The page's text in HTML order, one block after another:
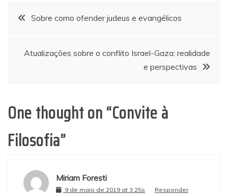
Navegação
Sobre como ofender judeus e evangélicos
Atualizações sobre o conflito Israel-Gaza: realidade
e perspectivas
One thought on “Convite à
Filosofia”
Miriam Foresti
9 de maio de 2019 at 3:25s Responder